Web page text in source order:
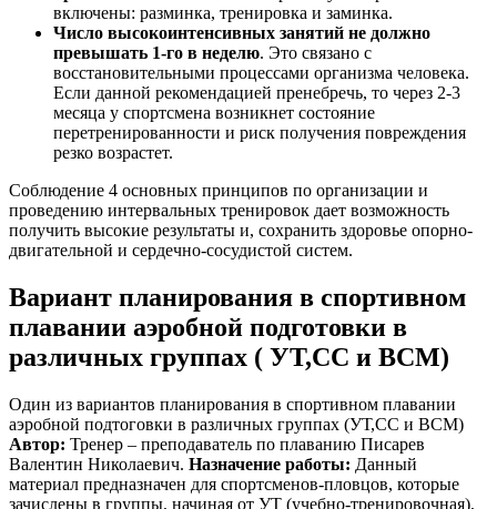
включены: разминка, тренировка и заминка.
Число высокоинтенсивных занятий не должно
превышать 1-го в неделю. Это связано с
восстановительными процессами организма человека.
Если данной рекомендацией пренебречь, то через 2-3
месяца у спортсмена возникнет состояние
перетренированности и риск получения повреждения
резко возрастет.
Соблюдение 4 основных принципов по организации и
проведению интервальных тренировок дает возможность
получить высокие результаты и, сохранить здоровье опорно-
двигательной и сердечно-сосудистой систем.
Вариант планирования в спортивном
плавании аэробной подготовки в
различных группах ( УТ,СС и ВСМ)
Один из вариантов планирования в спортивном плавании
аэробной подтоговки в различных группах (УТ,СС и ВСМ)
Автор: Тренер – преподаватель по плаванию Писарев
Валентин Николаевич. Назначение работы: Данный
материал предназначен для спортсменов-пловцов, которые
зачислены в группы, начиная от УТ (учебно-тренировочная),